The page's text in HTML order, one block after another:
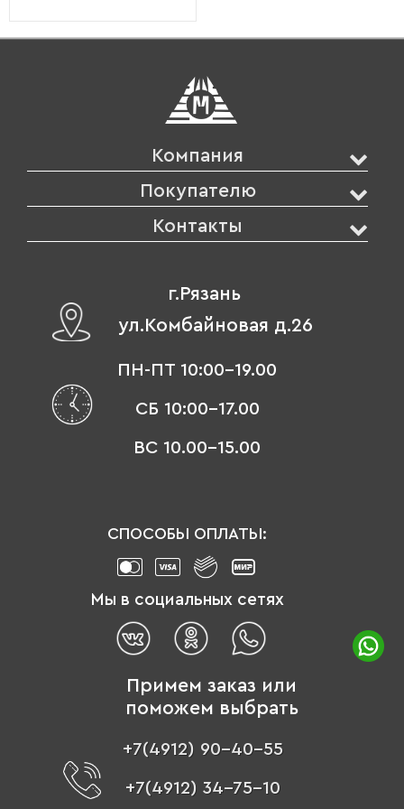
Компания
Покупателю
Контакты
г.Рязань
ул.Комбайновая д.26
ПН-ПТ 10:00-19.00
СБ 10:00-17.00
ВС 10.00-15.00
СПОСОБЫ ОПЛАТЫ:
Мы в социальных сетях
Примем заказ или
поможем выбрать
+7(4912) 90-40-55
+7(4912) 34-75-10